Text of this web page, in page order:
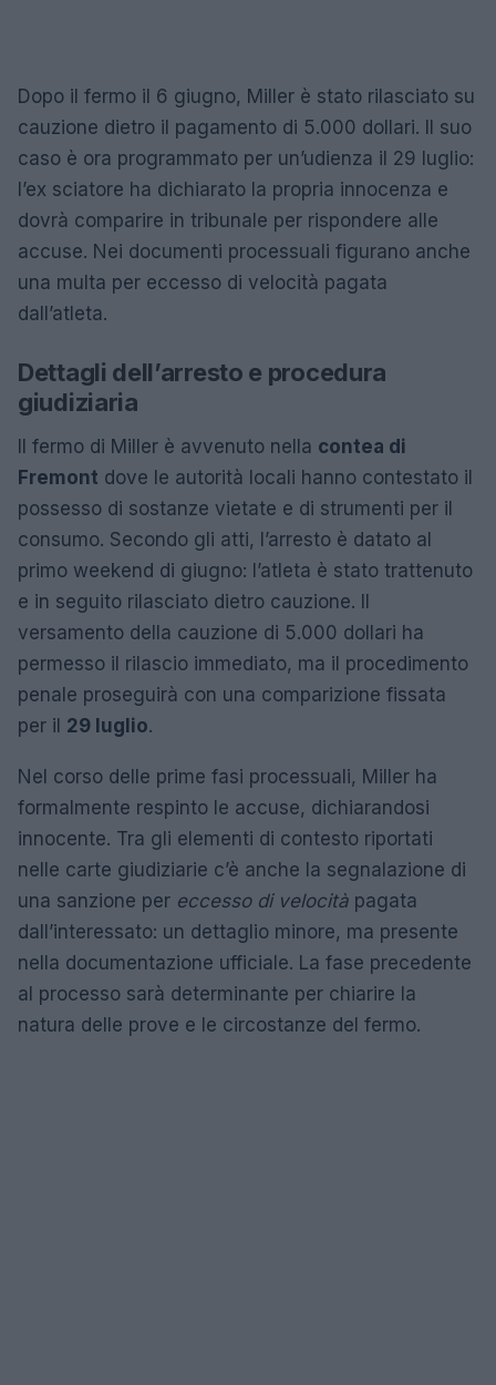
Dopo il fermo il 6 giugno, Miller è stato rilasciato su
cauzione dietro il pagamento di 5.000 dollari. Il suo
caso è ora programmato per un’udienza il 29 luglio:
l’ex sciatore ha dichiarato la propria innocenza e
dovrà comparire in tribunale per rispondere alle
accuse. Nei documenti processuali figurano anche
una multa per eccesso di velocità pagata
dall’atleta.
Dettagli dell’arresto e procedura
giudiziaria
Il fermo di Miller è avvenuto nella contea di
Fremont dove le autorità locali hanno contestato il
possesso di sostanze vietate e di strumenti per il
consumo. Secondo gli atti, l’arresto è datato al
primo weekend di giugno: l’atleta è stato trattenuto
e in seguito rilasciato dietro cauzione. Il
versamento della cauzione di 5.000 dollari ha
permesso il rilascio immediato, ma il procedimento
penale proseguirà con una comparizione fissata
per il 29 luglio.
Nel corso delle prime fasi processuali, Miller ha
formalmente respinto le accuse, dichiarandosi
innocente. Tra gli elementi di contesto riportati
nelle carte giudiziarie c’è anche la segnalazione di
una sanzione per eccesso di velocità pagata
dall’interessato: un dettaglio minore, ma presente
nella documentazione ufficiale. La fase precedente
al processo sarà determinante per chiarire la
natura delle prove e le circostanze del fermo.